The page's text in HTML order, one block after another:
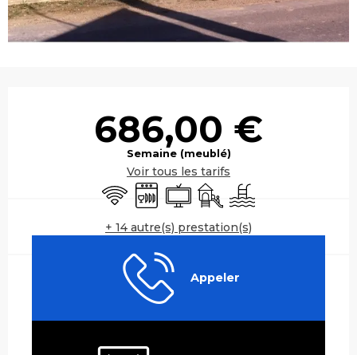
686,00 €
Semaine (meublé)
Voir tous les tarifs
WiFi Lave vaisselle
TélévisionJeux pour enfants /
Piscine
+ 14 autre(s) prestation(s)
Appeler